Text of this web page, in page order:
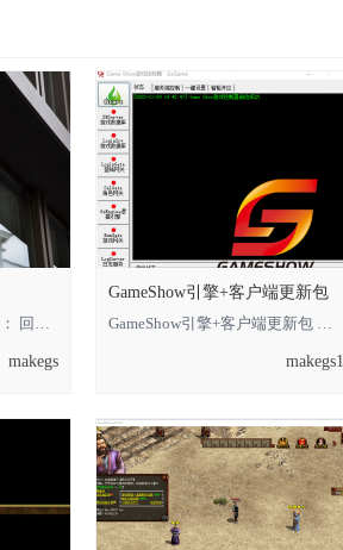
GS微端架设教程 下载地址： 回复可见 **** 本内容被作者隐藏 ****
makegs
GameShow引擎+客户端更新包
GameShow引擎+客户端更新包 下载地址： 回复可见 **** 本内容被作者隐藏 **** *
makegs1